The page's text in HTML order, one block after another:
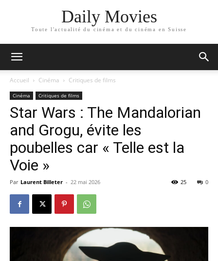
Daily Movies
Toute l'actualité du cinéma et du cinéma en Suisse
Accueil Cinéma Critiques de films
Cinéma Critiques de films
Star Wars : The Mandalorian
and Grogu, évite les
poubelles car « Telle est la
Voie »
Par Laurent Billeter - 22 mai 2026 0
25